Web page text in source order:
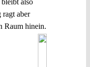
ragt aber
Raum hinein.